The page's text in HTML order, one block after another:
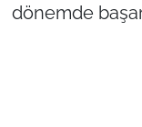
dönemde
Genel